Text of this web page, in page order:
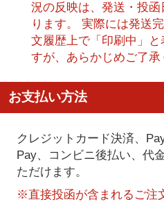
況の反映は、発送・投
ります。 実際には発送
文履歴上で「印刷中」
すが、あらかじめご了承
お支払い方法
クレジットカード決済、
Pay、コンビニ後払い、代
ただけます。
※直接投函が含まれるご注